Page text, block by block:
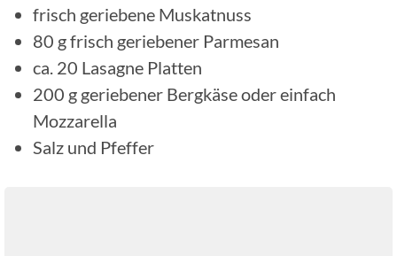
frisch geriebene Muskatnuss
80 gfrisch geriebener Parmesan
ca. 20 Lasagne Platten
200 g geriebener Bergkäse oder einfach
Mozzarella
Salz und Pfeffer